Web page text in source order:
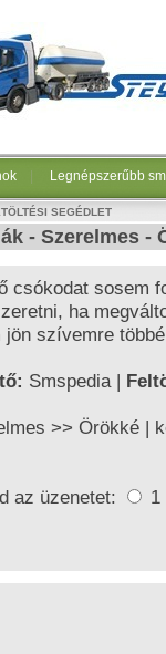
Legnépszerűbb
SEGÉDLET
- Szerelmes -
csókodat sosem
ha
jön szívemre
Smspedia |
>> Örökké |
az üzenetet: 1